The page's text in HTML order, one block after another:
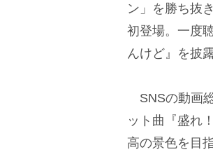
ン」を勝ち抜
初登場。一度
んけど』を披
SNSの動画
ット曲『盛れ
高の景色を目